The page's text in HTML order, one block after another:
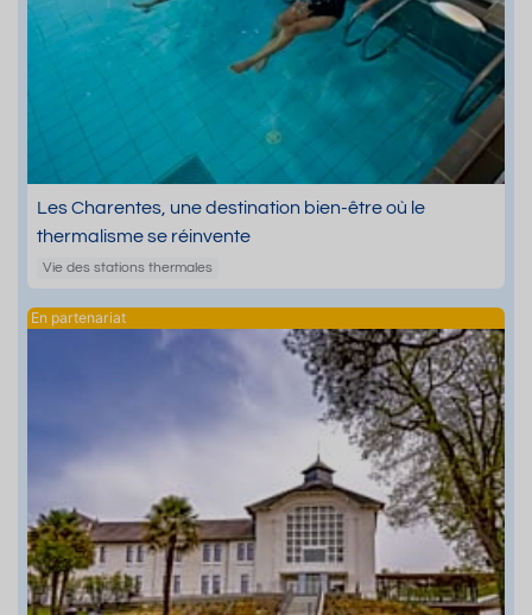
Les Charentes, une destination bien-être où le
thermalisme se réinvente
Vie des stations thermales